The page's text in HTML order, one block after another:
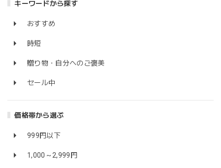
キーワードから探す
おすすめ
時短
贈り物・自分へのご褒美
セール中
価格帯から選ぶ
999円以下
1,000～2,999円